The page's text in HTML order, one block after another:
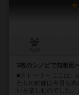
3枚のシノビで知恵比べ
■ストーリー ここは、
たりの姉妹は今日も
いを楽しむのでした。